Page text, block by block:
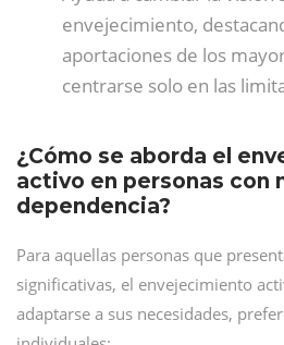
envejecimiento,
aportaciones de los
centrarse solo en las
¿Cómo se aborda el
activo en personas con
dependencia?
Para aquellas personas que
significativas, el envejecimiento
adaptarse a sus necesidades,